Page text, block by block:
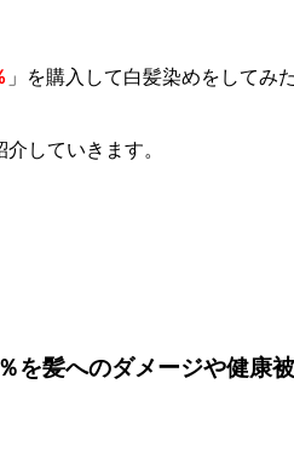
」を購入して白髪染めをしてみた
介していきます。
を髪へのダメージや健康